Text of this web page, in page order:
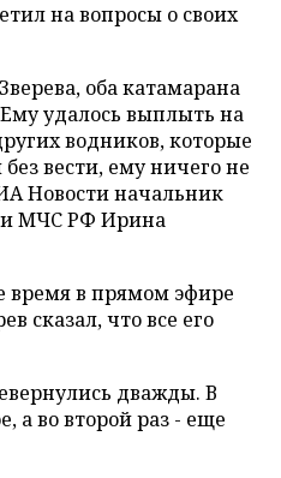
на вопросы о своих
оба катамарана
удалось выплыть на
водников, которые
вести, ему ничего не
Новости начальник
МЧС РФ Ирина
время в прямом эфире
сказал, что все его
дважды. В
а во второй раз - еще